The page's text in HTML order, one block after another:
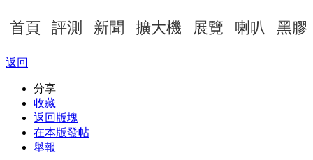
首頁 評測 新聞 擴大機 展覽 喇叭 黑膠
返回
分享
收藏
返回版塊
在本版發帖
舉報